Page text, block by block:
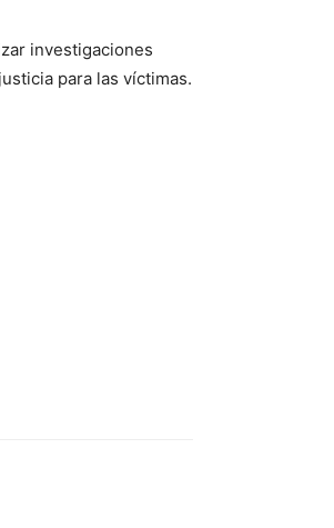
investigaciones
para las víctimas.